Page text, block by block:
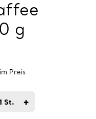
g
Preis
St. +